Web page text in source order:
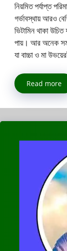
নিয়মিত পর্যাপ্ত
গর্ভাবস্থায় আরও
ভিটামিন থাকা উচিত
পায়। আর অনেক
যা বাচ্চা ও মা
Read more